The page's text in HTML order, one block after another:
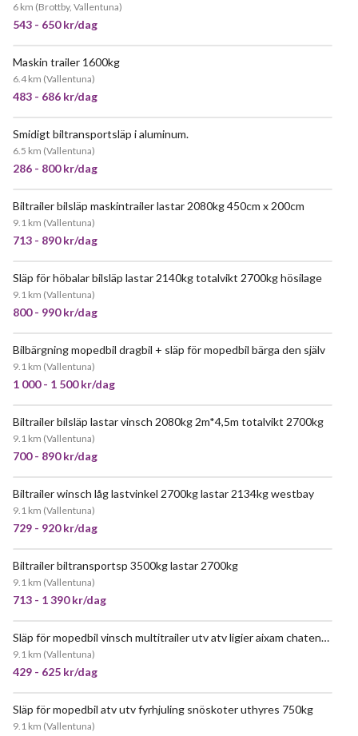
6 km (Brottby, Vallentuna)
543 - 650 kr/dag
Maskin trailer 1600kg
6.4 km (Vallentuna)
483 - 686 kr/dag
Smidigt biltransportsläp i aluminum.
6.5 km (Vallentuna)
286 - 800 kr/dag
POPULÄR
Biltrailer bilsläp maskintrailer lastar 2080kg 450cm x 200cm
9.1 km (Vallentuna)
713 - 890 kr/dag
POPULÄR
Släp för höbalar bilsläp lastar 2140kg totalvikt 2700kg hösilage
9.1 km (Vallentuna)
800 - 990 kr/dag
Bilbärgning mopedbil dragbil + släp för mopedbil bärga den själv
9.1 km (Vallentuna)
1 000 - 1 500 kr/dag
POPULÄR
Biltrailer bilsläp lastar vinsch 2080kg 2m*4,5m totalvikt 2700kg
9.1 km (Vallentuna)
700 - 890 kr/dag
JÄTTEPOPULÄR
Biltrailer winsch låg lastvinkel 2700kg lastar 2134kg westbay
9.1 km (Vallentuna)
729 - 920 kr/dag
Biltrailer biltransportsp 3500kg lastar 2700kg
9.1 km (Vallentuna)
713 - 1 390 kr/dag
JÄTTEPOPULÄR Släp för mopedbil vinsch multitrailer utv atv ligier aixam chatenet 750kg b körkort öppet släp flaksläp
9.1 km (Vallentuna)
429 - 625 kr/dag
Släp för mopedbil atv utv fyrhjuling snöskoter uthyres 750kg
9.1 km (Vallentuna)